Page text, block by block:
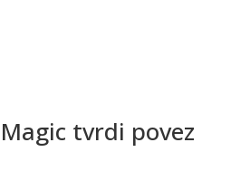
tvrdi povez